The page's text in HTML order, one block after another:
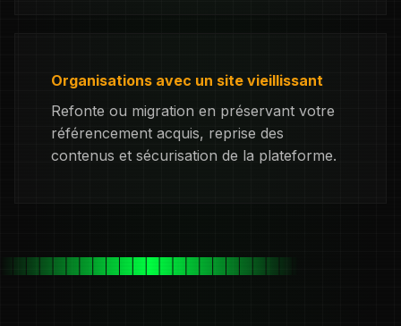
Organisations avec un site vieillissant
Refonte ou migration en préservant votre
référencement acquis, reprise des
contenus et sécurisation de la plateforme.